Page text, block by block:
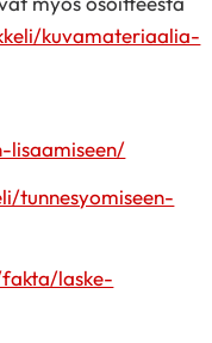
kuvamateriaalia-
lisaamiseen/
tunnesyomiseen-
laske-